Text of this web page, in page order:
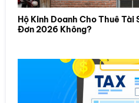
Hộ Kinh Doanh Cho Thuê Tài
Đơn 2026 Không?